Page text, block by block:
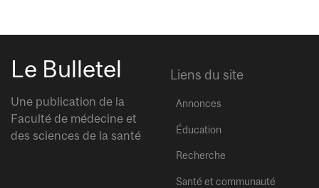
Le Bulletel
Une publication de la
Faculté de médecine et
des sciences de la santé
Liens du site
Annonces
Éducation
Recherche
Santé et communauté